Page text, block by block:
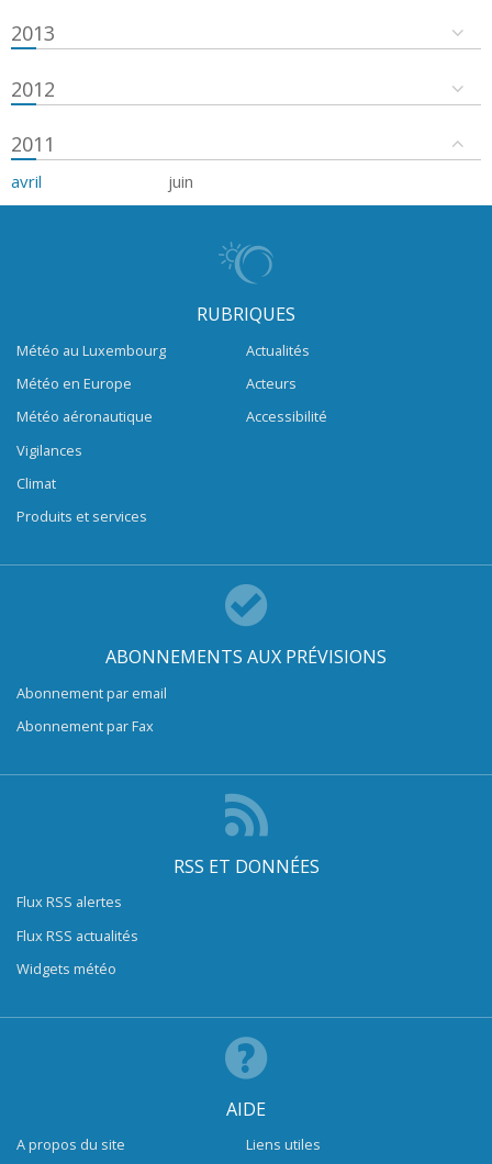
2013
2012
2011
avril juin
RUBRIQUES
Météo au Luxembourg
Météo en Europe
Météo aéronautique
Vigilances
Climat
Produits et services
Actualités
Acteurs
Accessibilité
ABONNEMENTS AUX PRÉVISIONS
Abonnement par email
Abonnement par Fax
RSS ET DONNÉES
Flux RSS alertes
Flux RSS actualités
Widgets météo
AIDE
A propos du site Liens utiles